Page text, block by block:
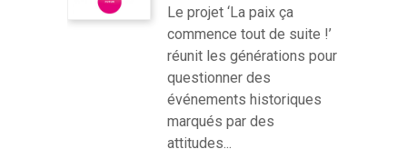
Le projet ‘La paix ça
commence tout de suite !’
réunit les générations pour
questionner des
événements historiques
marqués par des
attitudes...